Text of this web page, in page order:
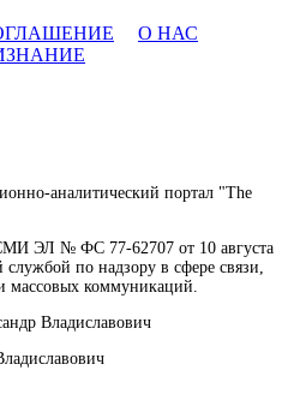
О НАС
аналитический портал "The
ЭЛ № ФС 77-62707 от 10 августа
по надзору в сфере связи,
массовых коммуникаций.
Владиславович